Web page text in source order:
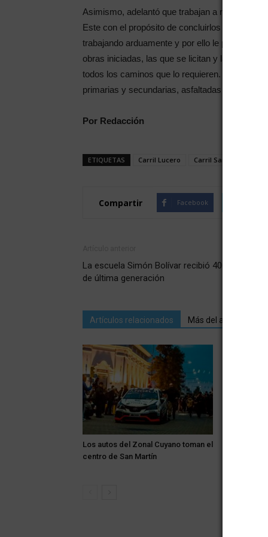
Asimismo, adelantó que trabajan a ritmo
Este con el propósito de concluirlos antes de
trabajando arduamente y por ello le pedimos a
obras iniciadas, las que se licitan y las que
todos los caminos que lo requieren. En los
primarias y secundarias, asfaltadas y en
Por Redacción
ETIQUETAS Carril Lucero Carril Santos Lugares
Compartir Facebook
La escuela Simón Bolívar recibió 400 netbooks
de última generación
Artículos relacionados Más del autor
Los autos del Zonal Cuyano toman el
centro de San Martín